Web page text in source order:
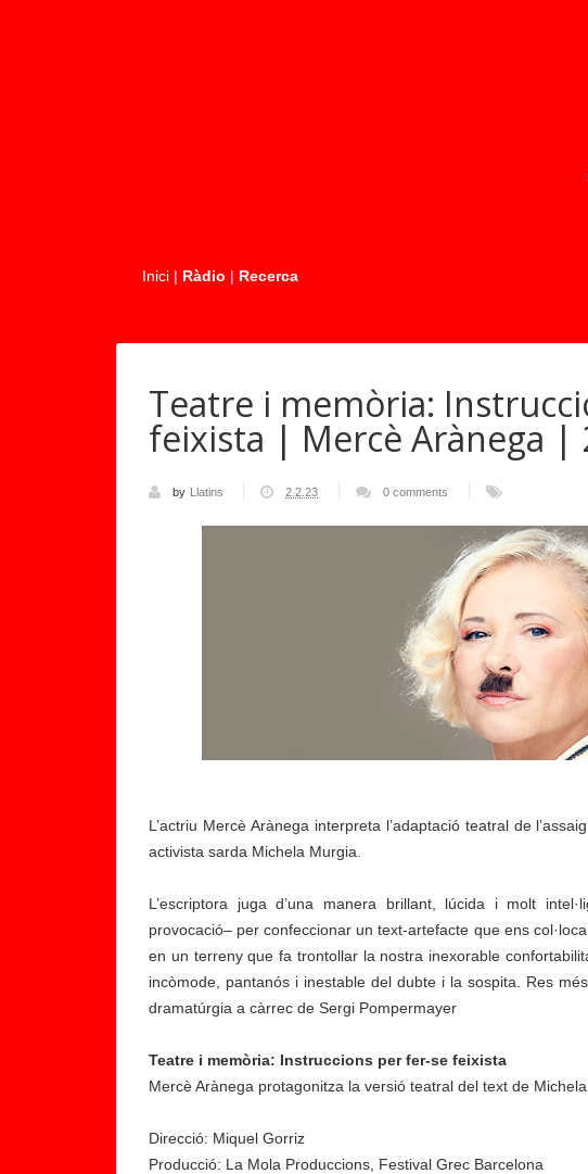
Inici | Ràdio | Recerca
Teatre i memòria:
feixista | Mercè Arànega |
by Llatins 2.2.23 0 comments
L’actriu Mercè Arànega interpreta l’adaptació teatral de
activista sarda Michela Murgia.
L’escriptora juga d’una manera brillant, lúcida i molt
provocació– per confeccionar un text-artefacte que ens
en un terreny que fa trontollar la nostra inexorable
incòmode, pantanós i inestable del dubte i la sospita. Res
dramatúrgia a càrrec de Sergi Pompermayer
Teatre i memòria: Instruccions per fer-se feixista
Mercè Arànega protagonitza la versió teatral del text de
Direcció: Miquel Gorriz
Producció: La Mola Produccions, Festival Grec Barcelona